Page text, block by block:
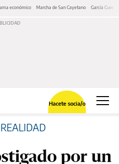
económico Marcha de San Cayetano García Cuerva
Hacete socia/o
por un